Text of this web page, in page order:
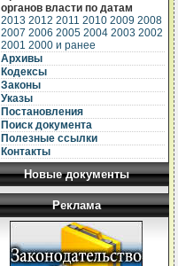
органов власти по датам
2013 2012 2011 2010 2009 2008
2007 2006 2005 2004 2003 2002
2001 2000 и ранее
Архивы
Кодексы
Законы
Указы
Постановления
Поиск документа
Полезные ссылки
Контакты
Новые документы
Реклама